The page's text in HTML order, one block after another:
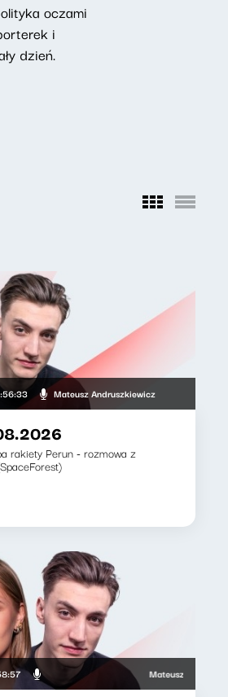
oczami
i
dzień.
Mateusz Andruszkiewicz
rakiety Perun - rozmowa z
Mateusz